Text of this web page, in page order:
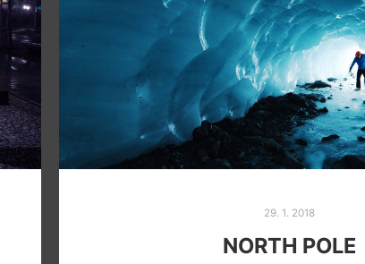
29. 1. 2018
NORTH POLE